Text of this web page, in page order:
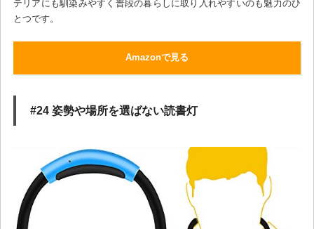
テリアにも馴染みやすく普段の暮らしに取り入れやすいのも魅力のひ
とつです。
Amazonで見る
#24 姿勢や場所を選ばない読書灯